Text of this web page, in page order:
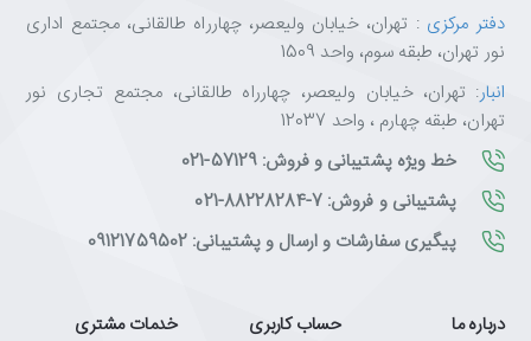
دفتر مرکزی : تهران، خیابان ولیعصر، چهارراه طالقانی، مجتمع اداری
نور تهران، طبقه سوم، واحد 1509
انبار: تهران، خیابان ولیعصر، چهارراه طالقانی، مجتمع تجاری نور
تهران، طبقه چهارم ، واحد 12037
خط ویژه پشتیبانی و فروش: 57129-021
پشتیبانی و فروش: 7-88228284-021
پیگیری سفارشات و ارسال و پشتیبانی: 09121759502
درباره ما حساب کاربری خدمات مشتری